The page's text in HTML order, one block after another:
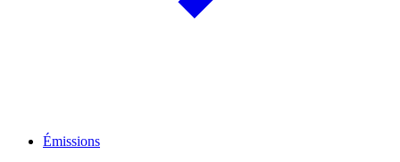
Émissions